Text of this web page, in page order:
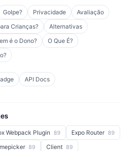
Golpe? Privacidade
Avaliação
Crianças?
Alternativas
é o Dono?
O Que É?
API Docs
Webpack Plugin 89 Expo Router 89
89 Client 89